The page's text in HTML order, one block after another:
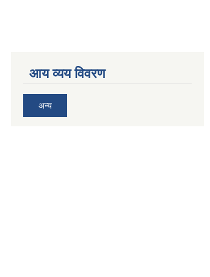
आय व्यय विवरण
अन्य